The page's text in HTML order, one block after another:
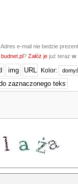
Adres e-mail nie bedzie
budnet.pl? Załóż je już teraz w
Kolor: